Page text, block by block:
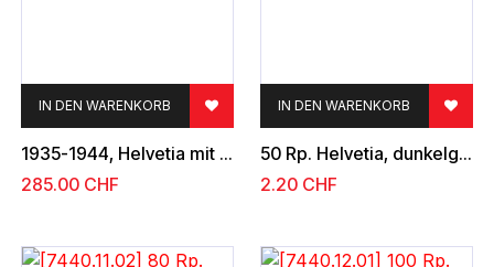
1935-1944, Helvetia mit Schwert
IN DEN WARENKORB
285.00 CHF
50 Rp. Helvetia, dunkelgrün-hellgrün
IN DEN WARENKORB
2.20CHF